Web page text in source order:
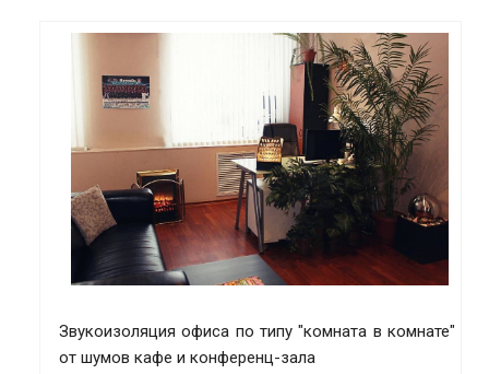
Звукоизоляция офиса по типу "комната в комнате"
от шумов кафе и конференц-зала